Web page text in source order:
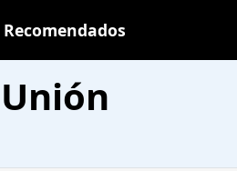
Recomendados